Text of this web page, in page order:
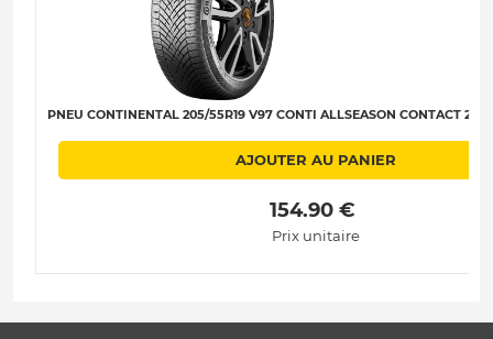
PNEU CONTINENTAL 205/55R19 V97 CONTI ALLSEASON CONTACT 2
AJOUTER AU PANIER
154.90 €
Prix unitaire